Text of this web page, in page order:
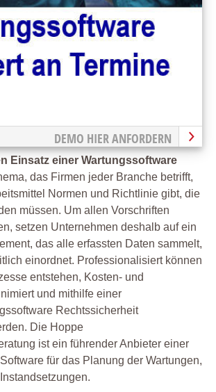
DEMO HIER ANFORDERN
Einsatz einer Wartungssoftware
das Firmen jeder Branche betrifft,
Normen und Richtlinie gibt, die
müssen. Um allen Vorschriften
setzen Unternehmen deshalb auf ein
das alle erfassten Daten sammelt,
einordnet. Professionalisiert können
entstehen, Kosten- und
und mithilfe einer
Rechtssicherheit
Die Hoppe
ist ein führender Anbieter einer
für das Planung der Wartungen,